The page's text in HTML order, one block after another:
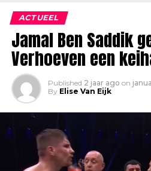
ACTUEEL
Jamal Ben Saddik
Verhoeven een
Published 2 jaar ago on
By Elise Van Eijk